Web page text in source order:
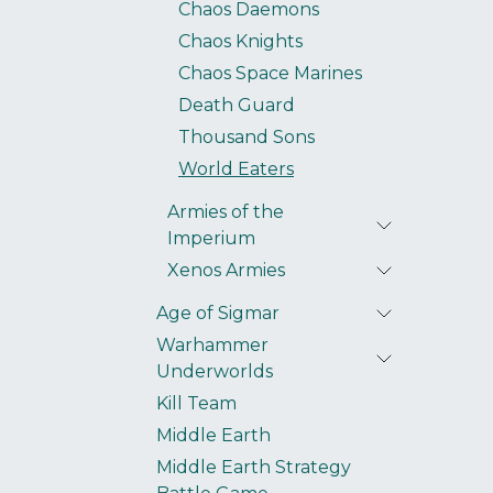
Chaos Daemons
Chaos Knights
Chaos Space Marines
Death Guard
Thousand Sons
World Eaters
Armies of the
Imperium
Xenos Armies
Age of Sigmar
Warhammer
Underworlds
Kill Team
Middle Earth
Middle Earth Strategy